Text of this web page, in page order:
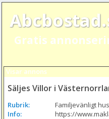
Gratis
Visar annons
Säljes Villor i
Rubrik:
Familjevänligt
Info:
https://